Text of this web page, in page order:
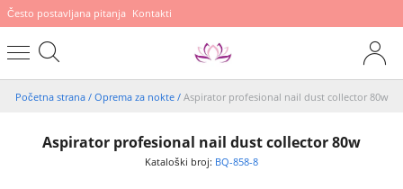
Često postavljana pitanja Kontakti
Početna strana / Oprema za nokte / Aspirator profesional nail dust collector 80w
Aspirator profesional nail dust collector 80w
Kataloški broj: BQ-858-8